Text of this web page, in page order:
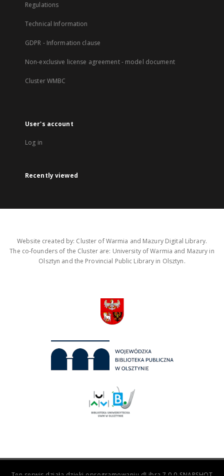
Regulations
Technical Information
GDPR - Information clause
Non-exclusive license agreement - model document
Cluster WMBC
User's account
Log in
Recently viewed
Website created by: Cluster of Warmia and Mazury Digital Library.
The co-founders of the Cluster are: University of Warmia and Mazury in
Olsztyn and the Provincial Public Library in Olsztyn.